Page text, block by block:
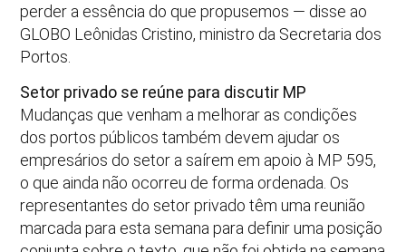
perder a essência do que propusemos — disse ao
GLOBO Leônidas Cristino, ministro da Secretaria dos
Portos.
Setor privado se reúne para discutir MP
Mudanças que venham a melhorar as condições
dos portos públicos também devem ajudar os
empresários do setor a saírem em apoio à MP 595,
o que ainda não ocorreu de forma ordenada. Os
representantes do setor privado têm uma reunião
marcada para esta semana para definir uma posição